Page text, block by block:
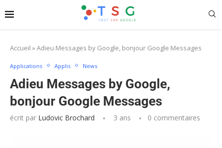
Accueil »Adieu Messages by Google, bonjour Google Messages
Applications Applis News
Adieu Messages by Google,
bonjour Google Messages
écrit par Ludovic Brochard 3 ans 0 commentaires